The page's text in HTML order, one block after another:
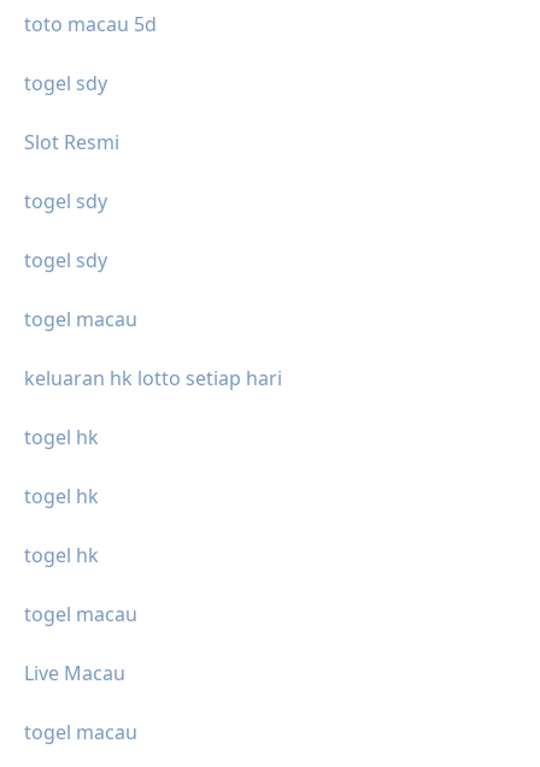
toto macau 5d
togel sdy
Slot Resmi
togel sdy
togel sdy
togel macau
keluaran hk lotto setiap hari
togel hk
togel hk
togel hk
togel macau
Live Macau
togel macau